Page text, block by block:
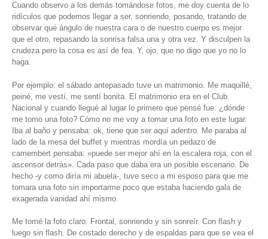
Cuando observo a los demás tomándose fotos, me doy cuenta de lo
ridículos que podemos llegar a ser, sonriendo, posando, tratando de
observar qué ángulo de nuestra cara o de nuestro cuerpo es mejor
que el otro, repasando la sonrisa falsa una y otra vez. Y disculpen la
crudeza pero la cosa es así de fea. Y, ojo, que no digo que yo no lo
haga.
Por ejemplo: el sábado antepasado tuve un matrimonio. Me maquillé,
peiné, me vestí, me sentí bonita. El matrimonio era en el Club
Nacional y cuando llegué al lugar lo primero que pensé fue: ¿dónde
me tomo una foto? Cómo no me voy a tomar una foto en este lugar.
Iba al baño y pensaba: ok, tiene que ser aquí adentro. Me paraba al
lado de la mesa del buffet y mientras mordía un pedazo de
camembert pensaba: «puede ser mejor ahí en la escalera roja, con el
ascensor detrás». Cada paso que daba era un posible escenario. De
hecho -y como diría mi abuela-, tuve seco a mi esposo para que me
tomara una foto sin importarme poco que estaba haciendo gala de
exagerada vanidad ahí mismo.
Me tomé la foto claro. Frontal, sonriendo y sin sonreír. Con flash y
luego sin flash. De costado derecho y de espaldas para que se vea el